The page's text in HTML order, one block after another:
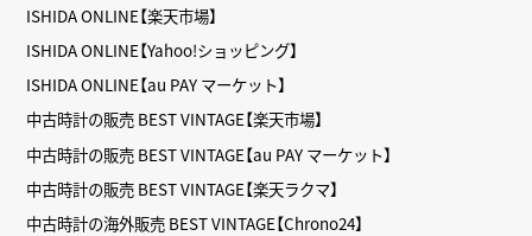
ISHIDA ONLINE【楽天市場】
ISHIDA ONLINE【Yahoo!ショッピング】
ISHIDA ONLINE【au PAY マーケット】
中古時計の販売 BEST VINTAGE【楽天市場】
中古時計の販売 BEST VINTAGE【au PAY マーケット】
中古時計の販売 BEST VINTAGE【楽天ラクマ】
中古時計の海外販売 BEST VINTAGE【Chrono24】